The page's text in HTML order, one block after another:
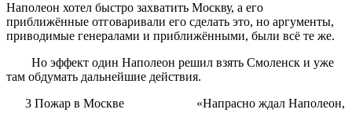
Наполеон хотел быстро захватить Москву, а его
приближённые отговаривали его сделать это, но аргументы,
приводимые генералами и приближёнными, были всё те же.
Но эффект один Наполеон решил взять Смоленск и уже
там обдумать дальнейшие действия.
3 Пожар в Москве «Напрасно ждал Наполеон,